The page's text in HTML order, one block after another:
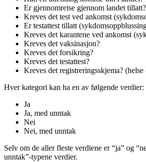
Er gjennomreise gjennom landet tillatt?
Kreves det test ved ankomst
Er testattest tillatt
Kreves det karantene ved ankomst
Kreves det vaksinasjon?
Kreves det forsikring?
Kreves det testattest?
Kreves det registreringsskjema? (helse
Hver kategori kan ha en av følgende verdier:
Ja
Ja, med unntak
Nei
Nei, med unntak
Selv om de aller fleste verdiene er “ja” og
unntak”-typene verdier.